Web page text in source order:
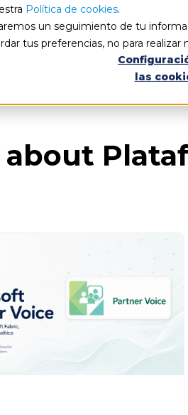
Política de cookies.
un seguimiento de tu
tus preferencias, no para
las
about